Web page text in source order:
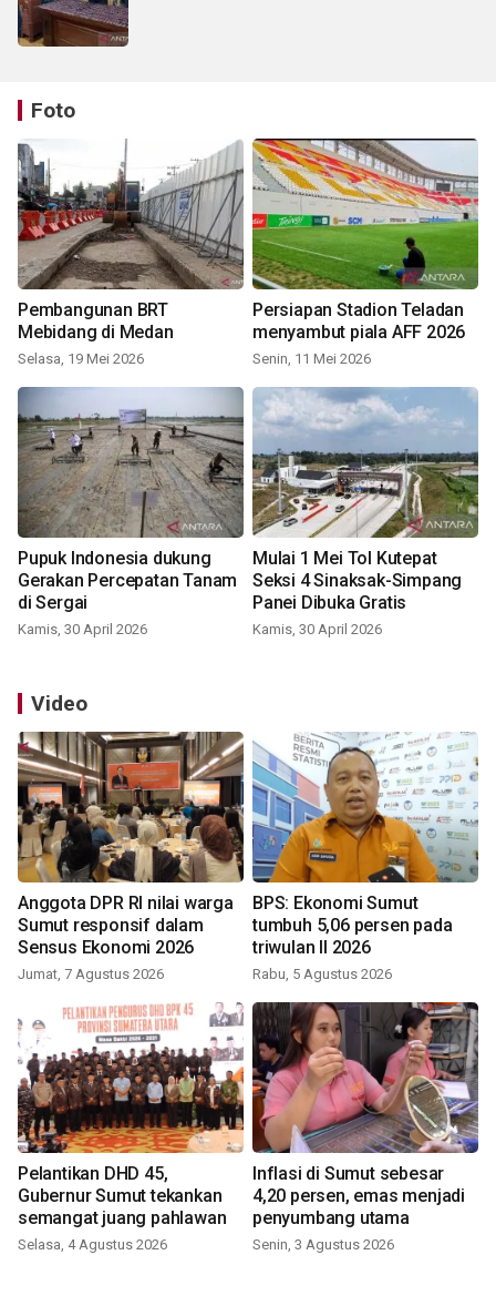
Foto
Pembangunan BRT
Mebidang di Medan
Selasa, 19 Mei 2026
Persiapan Stadion Teladan
menyambut piala AFF 2026
Senin, 11 Mei 2026
Pupuk Indonesia dukung
Gerakan Percepatan Tanam
di Sergai
Kamis, 30 April 2026
Mulai 1 Mei Tol Kutepat
Seksi 4 Sinaksak-Simpang
Panei Dibuka Gratis
Kamis, 30 April 2026
Video
Anggota DPR RI nilai warga
Sumut responsif dalam
Sensus Ekonomi 2026
Jumat, 7 Agustus 2026
BPS: Ekonomi Sumut
tumbuh 5,06 persen pada
triwulan II 2026
Rabu, 5 Agustus 2026
Pelantikan DHD 45,
Gubernur Sumut tekankan
semangat juang pahlawan
Selasa, 4 Agustus 2026
Inflasi di Sumut sebesar
4,20 persen, emas menjadi
penyumbang utama
Senin, 3 Agustus 2026